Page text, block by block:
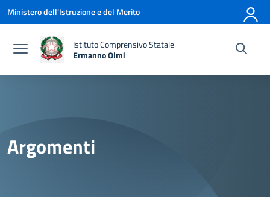
Vai ai contenuti
Vai al menu di navigazione
Vai al footer
Ministero dell'Istruzione e del Merito
Istituto Comprensivo Statale
Ermanno Olmi
Argomenti